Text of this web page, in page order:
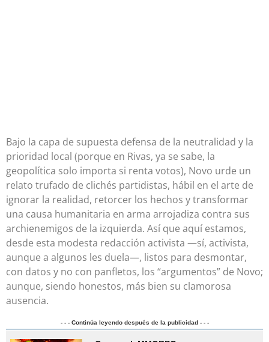
Bajo la capa de supuesta defensa de la neutralidad y la
prioridad local (porque en Rivas, ya se sabe, la
geopolítica solo importa si renta votos), Novo urde un
relato trufado de clichés partidistas, hábil en el arte de
ignorar la realidad, retorcer los hechos y transformar
una causa humanitaria en arma arrojadiza contra sus
archienemigos de la izquierda. Así que aquí estamos,
desde esta modesta redacción activista —sí, activista,
aunque a algunos les duela—, listos para desmontar,
con datos y no con panfletos, los “argumentos” de Novo;
aunque, siendo honestos, más bien su clamorosa
ausencia.
- - - Continúa leyendo después de la publicidad - - -